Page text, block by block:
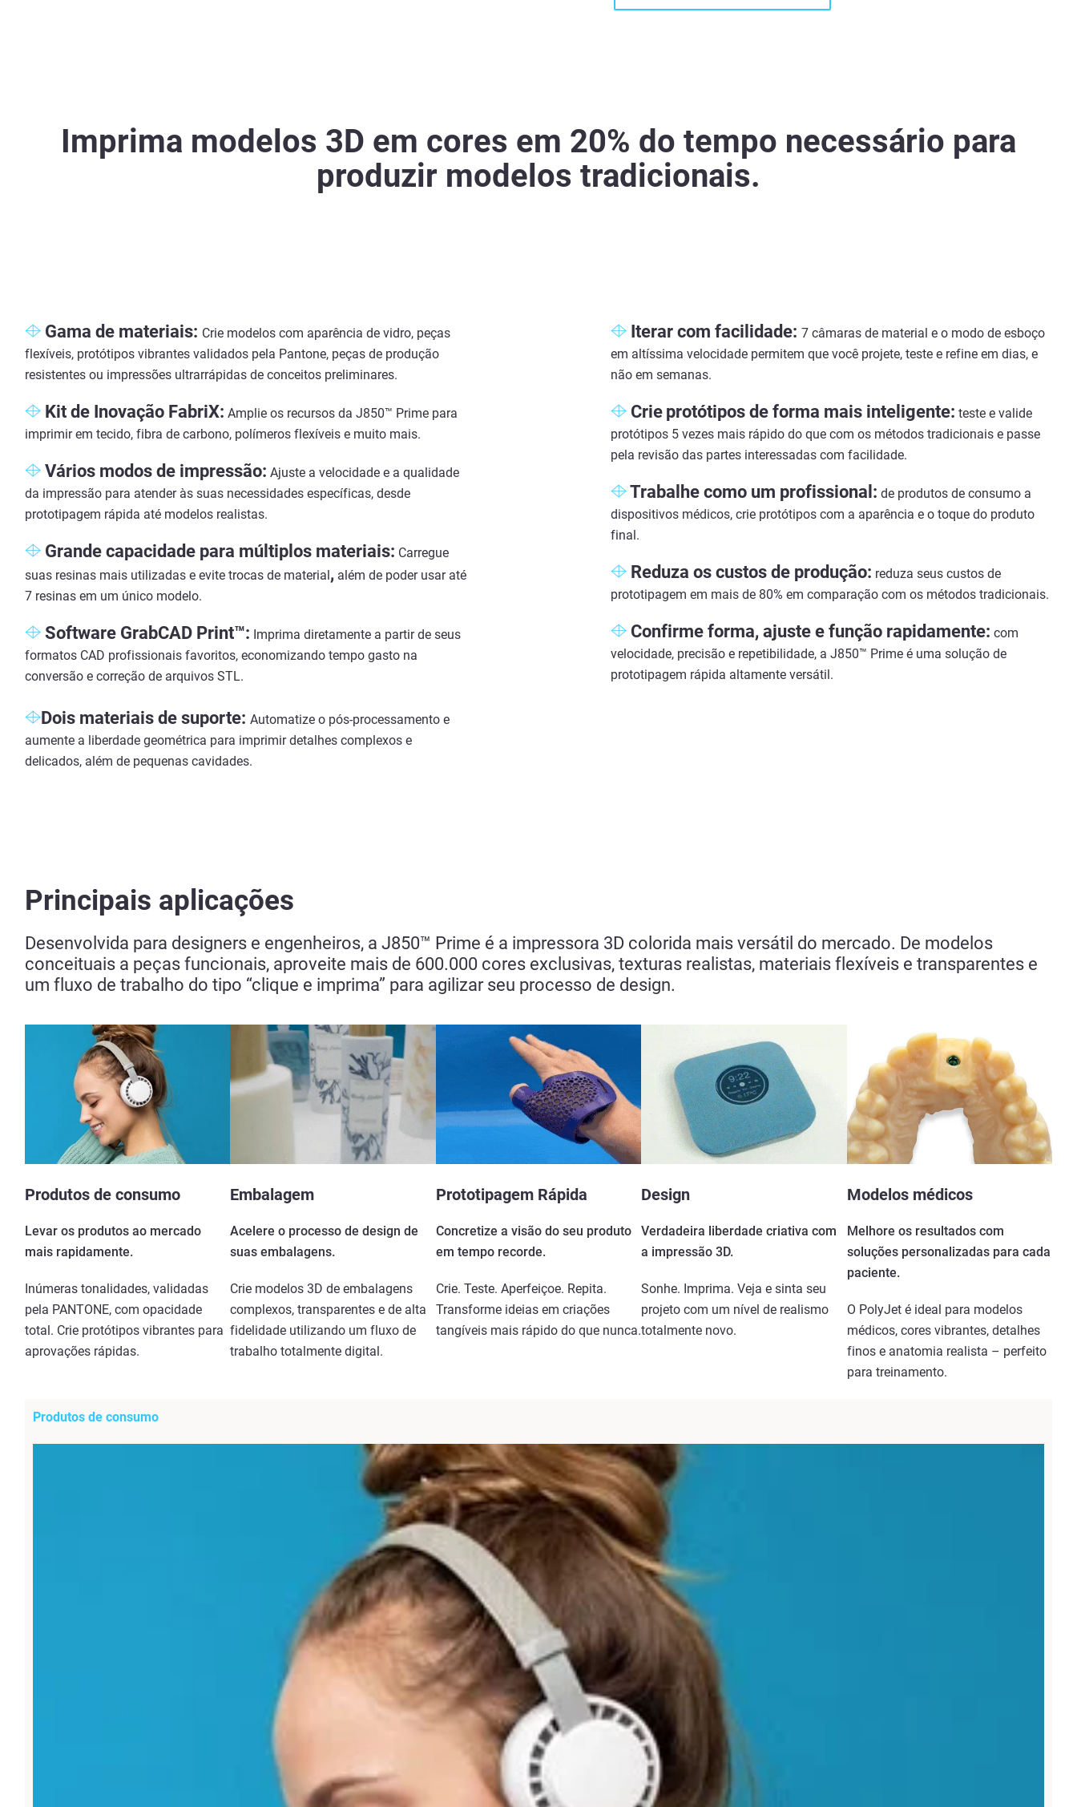
Imprima modelos 3D em cores em 20% do tempo necessário para
produzir modelos tradicionais.
Gama de materiais: Crie modelos com aparência de vidro, peças
flexíveis, protótipos vibrantes validados pela Pantone, peças de produção
resistentes ou impressões ultrarrápidas de conceitos preliminares.
Kit de Inovação FabriX: Amplie os recursos da J850™ Prime para
imprimir em tecido, fibra de carbono, polímeros flexíveis e muito mais.
Vários modos de impressão: Ajuste a velocidade e a qualidade
da impressão para atender às suas necessidades específicas, desde
prototipagem rápida até modelos realistas.
Grande capacidade para múltiplos materiais: Carregue
suas resinas mais utilizadas e evite trocas de material, além de poder usar até
7 resinas em um único modelo.
Software GrabCAD Print™: Imprima diretamente a partir de seus
formatos CAD profissionais favoritos, economizando tempo gasto na
conversão e correção de arquivos STL.
Dois materiais de suporte: Automatize o pós-processamento e
aumente a liberdade geométrica para imprimir detalhes complexos e
delicados, além de pequenas cavidades.
Iterar com facilidade: 7 câmaras de material e o modo de esboço
em altíssima velocidade permitem que você projete, teste e refine em dias, e
não em semanas.
Crie protótipos de forma mais inteligente: teste e valide
protótipos 5 vezes mais rápido do que com os métodos tradicionais e passe
pela revisão das partes interessadas com facilidade.
Trabalhe como um profissional: de produtos de consumo a
dispositivos médicos, crie protótipos com a aparência e o toque do produto
final.
Reduza os custos de produção: reduza seus custos de
prototipagem em mais de 80% em comparação com os métodos tradicionais.
Confirme forma, ajuste e função rapidamente: com
velocidade, precisão e repetibilidade, a J850™ Prime é uma solução de
prototipagem rápida altamente versátil.
Principais aplicações
Desenvolvida para designers e engenheiros, a J850™ Prime é a impressora 3D colorida mais versátil do mercado. De modelos
conceituais a peças funcionais, aproveite mais de 600.000 cores exclusivas, texturas realistas, materiais flexíveis e transparentes e
um fluxo de trabalho do tipo “clique e imprima” para agilizar seu processo de design.
Produtos de consumo
Levar os produtos ao mercado
mais rapidamente.
Inúmeras tonalidades, validadas
pela PANTONE, com opacidade
total. Crie protótipos vibrantes para
aprovações rápidas.
Embalagem
Acelere o processo de design de
suas embalagens.
Crie modelos 3D de embalagens
complexos, transparentes e de alta
fidelidade utilizando um fluxo de
trabalho totalmente digital.
Prototipagem Rápida
Concretize a visão do seu produto
em tempo recorde.
Crie. Teste. Aperfeiçoe. Repita.
Transforme ideias em criações
tangíveis mais rápido do que nunca.
Design
Verdadeira liberdade criativa com
a impressão 3D.
Sonhe. Imprima. Veja e sinta seu
projeto com um nível de realismo
totalmente novo.
Modelos médicos
Melhore os resultados com
soluções personalizadas para cada
paciente.
O PolyJet é ideal para modelos
médicos, cores vibrantes, detalhes
finos e anatomia realista – perfeito
para treinamento.
Produtos de consumo